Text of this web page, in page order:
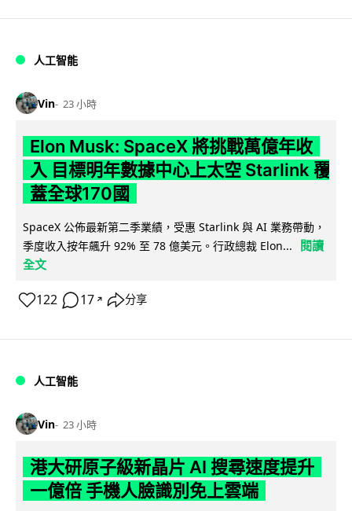
人工智能
Vin 23 小時
Elon Musk: SpaceX 將挑戰萬億年收
入 目標明年數據中心上太空 Starlink 覆
蓋全球170國
SpaceX 公佈最新第二季業績，受惠 Starlink 與 AI 業務帶動，
季度收入按年飆升 92% 至 78 億美元。行政總裁 Elon...
閱讀
全文
122 17 ↗ 分享
人工智能
Vin 23 小時
港大研原子級新晶片 AI 搜尋速度提升
一億倍 手機人臉識別免上雲端